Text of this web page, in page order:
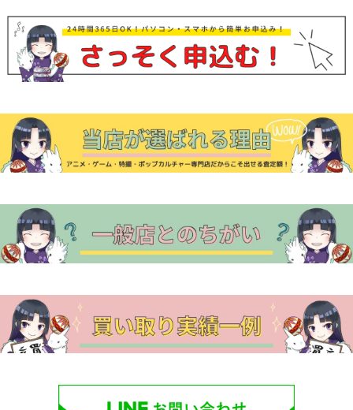
ナ
ゲ
シ
ョ
ン